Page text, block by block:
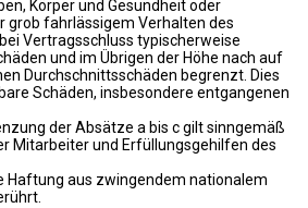
Körper und Gesundheit oder
grob fahrlässigem Verhalten des
Vertragsschluss typischerweise
und im Übrigen der Höhe nach auf
Durchschnittsschäden begrenzt. Dies
Schäden, insbesondere entgangenen
der Absätze a bis c gilt sinngemäß
Mitarbeiter und Erfüllungsgehilfen des
Haftung aus zwingendem nationalem